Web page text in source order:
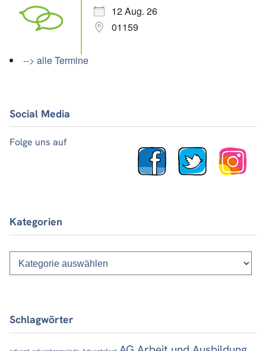
12 Aug. 26
01159
--> alle Termine
Social Media
Folge uns auf
Kategorien
Kategorien
Schlagwörter